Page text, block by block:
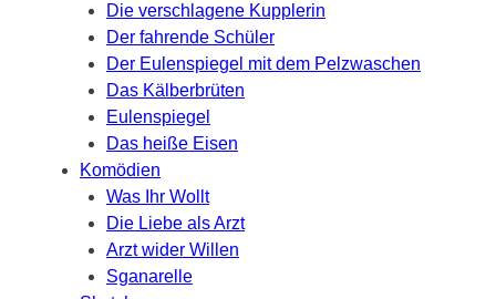
Die verschlagene Kupplerin
Der fahrende Schüler
Der Eulenspiegel mit dem Pelzwaschen
Das Kälberbrüten
Eulenspiegel
Das heiße Eisen
Komödien
Was Ihr Wollt
Die Liebe als Arzt
Arzt wider Willen
Sganarelle